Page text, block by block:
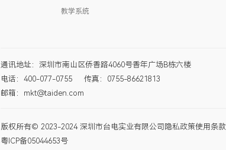
教学系统
通讯地址：深圳市南山区侨香路4060号香年广场B栋六楼
电话：400-077-0755
传真：0755-86621813
邮箱：mkt@taiden.com
版权所有© 2023-2024 深圳市台电实业有限公司
粤ICP备05044653号
隐私政策使用条款